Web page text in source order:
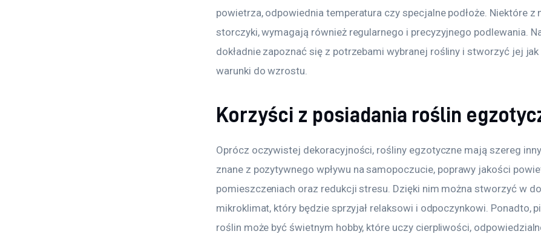
powietrza, odpowiednia temperatura czy specjalne podłoże. Niektóre z
storczyki, wymagają również regularnego i precyzyjnego podlewania.
dokładnie zapoznać się z potrzebami wybranej rośliny i stworzyć jej
warunki do wzrostu.
Korzyści z posiadania roślin
Oprócz oczywistej dekoracyjności, rośliny egzotyczne mają szereg
znane z pozytywnego wpływu na samopoczucie, poprawy jakości
pomieszczeniach oraz redukcji stresu. Dzięki nim można stworzyć w
mikroklimat, który będzie sprzyjał relaksowi i odpoczynkowi. Ponadto,
roślin może być świetnym hobby, które uczy cierpliwości,